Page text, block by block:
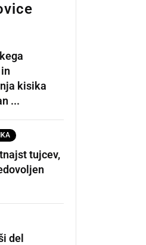
kisika
...
tujcev,
del